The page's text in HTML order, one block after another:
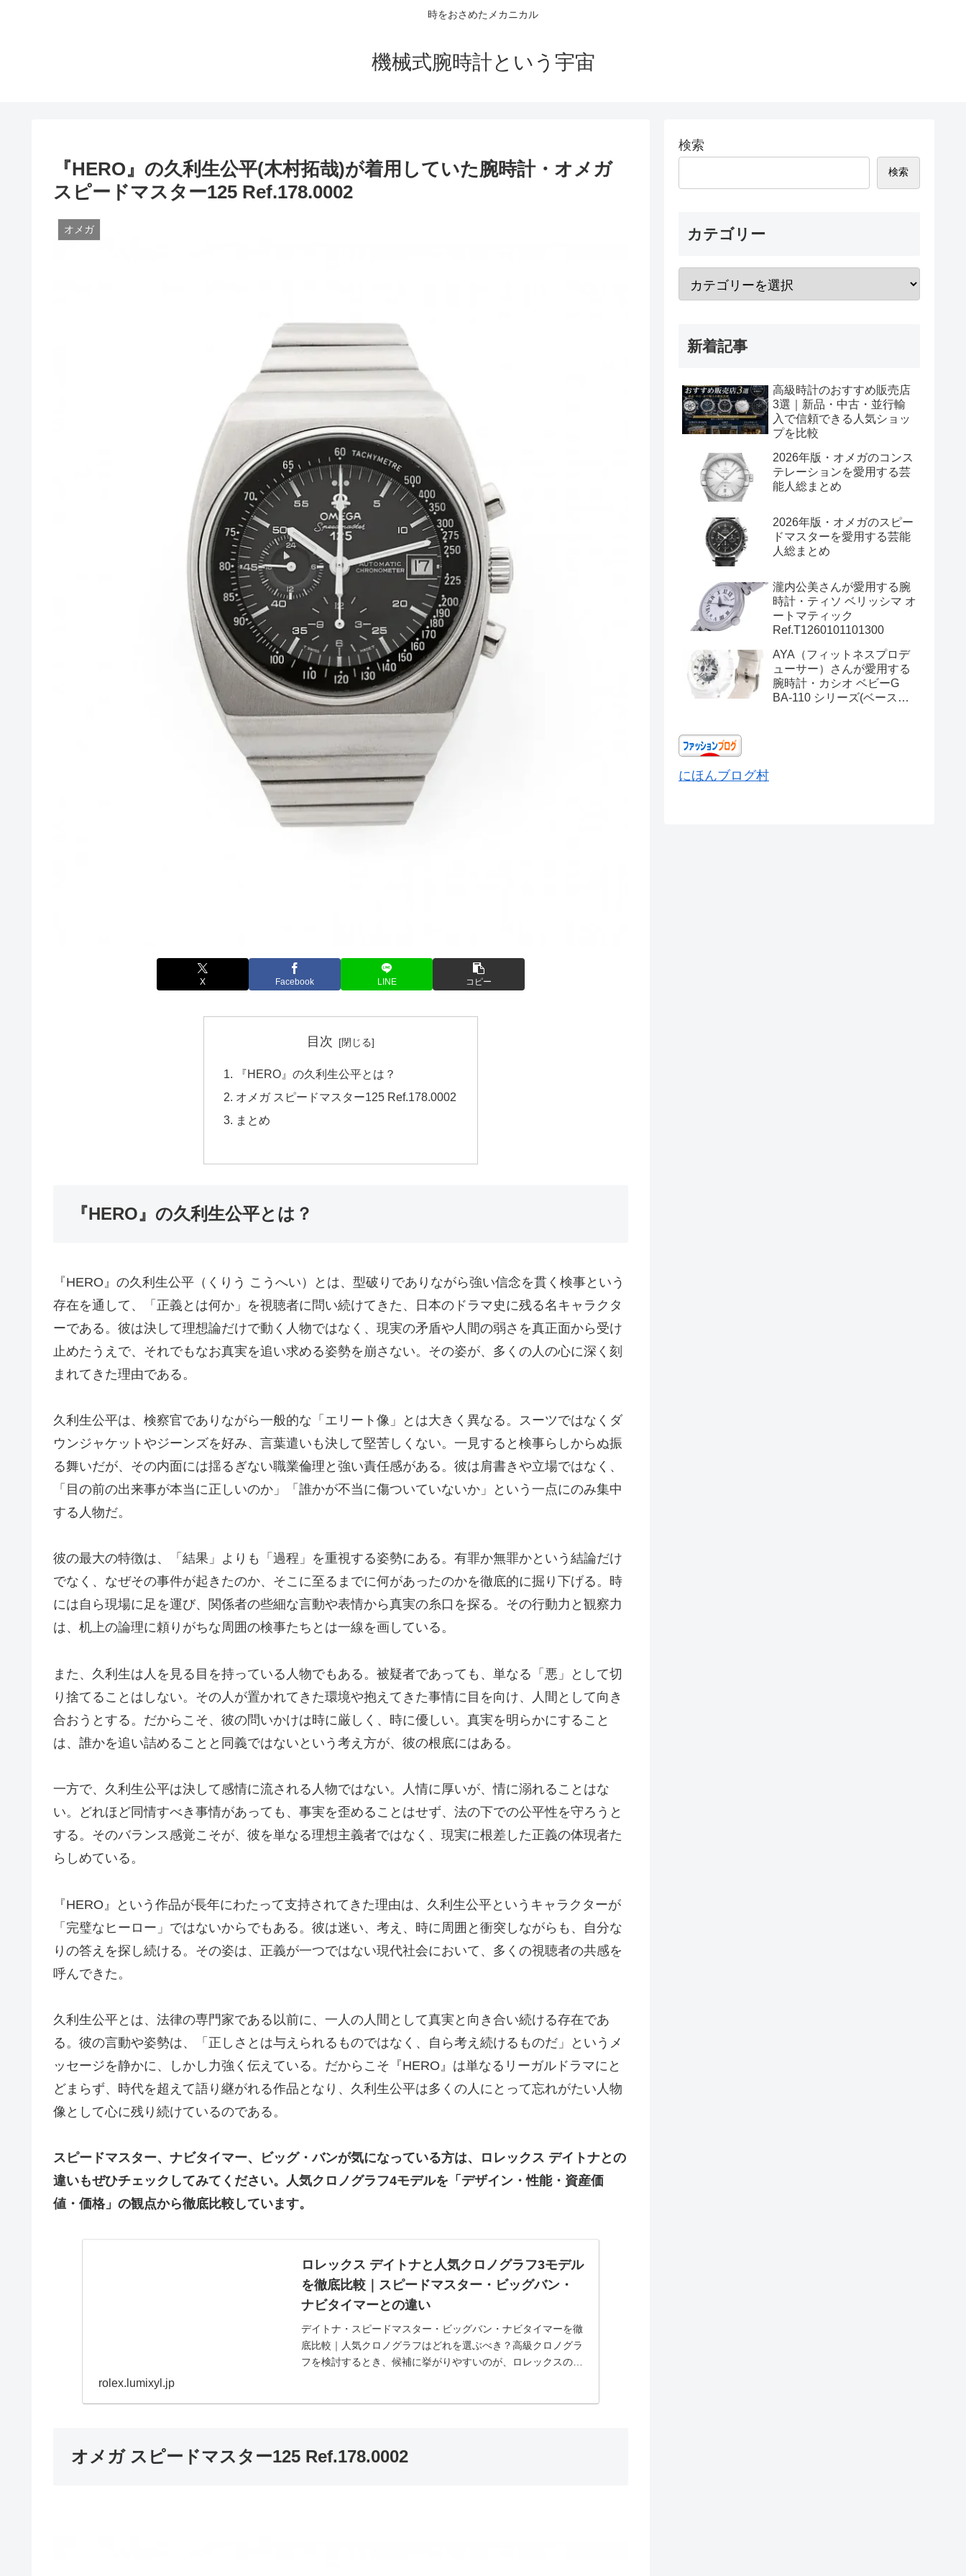
時をおさめたメカニカル
機械式腕時計という宇宙
『HERO』の久利生公平(木村拓哉)が着用していた腕時計・オメガ
スピードマスター125 Ref.178.0002
オメガ
X Facebook LINE コピー
目次
『HERO』の久利生公平とは？
オメガ スピードマスター125 Ref.178.0002
まとめ
『HERO』の久利生公平とは？
『HERO』の久利生公平（くりう こうへい）とは、型破りでありながら強い信念を貫く検事という
存在を通して、「正義とは何か」を視聴者に問い続けてきた、日本のドラマ史に残る名キャラクタ
ーである。彼は決して理想論だけで動く人物ではなく、現実の矛盾や人間の弱さを真正面から受け
止めたうえで、それでもなお真実を追い求める姿勢を崩さない。その姿が、多くの人の心に深く刻
まれてきた理由である。
久利生公平は、検察官でありながら一般的な「エリート像」とは大きく異なる。スーツではなくダ
ウンジャケットやジーンズを好み、言葉遣いも決して堅苦しくない。一見すると検事らしからぬ振
る舞いだが、その内面には揺るぎない職業倫理と強い責任感がある。彼は肩書きや立場ではなく、
「目の前の出来事が本当に正しいのか」「誰かが不当に傷ついていないか」という一点にのみ集中
する人物だ。
彼の最大の特徴は、「結果」よりも「過程」を重視する姿勢にある。有罪か無罪かという結論だけ
でなく、なぜその事件が起きたのか、そこに至るまでに何があったのかを徹底的に掘り下げる。時
には自ら現場に足を運び、関係者の些細な言動や表情から真実の糸口を探る。その行動力と観察力
は、机上の論理に頼りがちな周囲の検事たちとは一線を画している。
また、久利生は人を見る目を持っている人物でもある。被疑者であっても、単なる「悪」として切
り捨てることはしない。その人が置かれてきた環境や抱えてきた事情に目を向け、人間として向き
合おうとする。だからこそ、彼の問いかけは時に厳しく、時に優しい。真実を明らかにすること
は、誰かを追い詰めることと同義ではないという考え方が、彼の根底にはある。
一方で、久利生公平は決して感情に流される人物ではない。人情に厚いが、情に溺れることはな
い。どれほど同情すべき事情があっても、事実を歪めることはせず、法の下での公平性を守ろうと
する。そのバランス感覚こそが、彼を単なる理想主義者ではなく、現実に根差した正義の体現者た
らしめている。
『HERO』という作品が長年にわたって支持されてきた理由は、久利生公平というキャラクターが
「完璧なヒーロー」ではないからでもある。彼は迷い、考え、時に周囲と衝突しながらも、自分な
りの答えを探し続ける。その姿は、正義が一つではない現代社会において、多くの視聴者の共感を
呼んできた。
久利生公平とは、法律の専門家である以前に、一人の人間として真実と向き合い続ける存在であ
る。彼の言動や姿勢は、「正しさとは与えられるものではなく、自ら考え続けるものだ」というメ
ッセージを静かに、しかし力強く伝えている。だからこそ『HERO』は単なるリーガルドラマにと
どまらず、時代を超えて語り継がれる作品となり、久利生公平は多くの人にとって忘れがたい人物
像として心に残り続けているのである。
スピードマスター、ナビタイマー、ビッグ・バンが気になっている方は、ロレックス デイトナとの
違いもぜひチェックしてみてください。人気クロノグラフ4モデルを「デザイン・性能・資産価
値・価格」の観点から徹底比較しています。
ロレックス デイトナと人気クロノグラフ3モデル
を徹底比較｜スピードマスター・ビッグバン・
ナビタイマーとの違い
デイトナ・スピードマスター・ビッグバン・ナビタイマーを徹
底比較｜人気クロノグラフはどれを選ぶべき？高級クロノグラ
フを検討するとき、候補に挙がりやすいのが、ロレックスのコ
rolex.lumixyl.jp
検索
検索
カテゴリー
新着記事
高級時計のおすすめ販売店
3選｜新品・中古・並行輸
入で信頼できる人気ショッ
プを比較
2026年版・オメガのコンス
テレーションを愛用する芸
能人総まとめ
2026年版・オメガのスピー
ドマスターを愛用する芸能
人総まとめ
瀧内公美さんが愛用する腕
時計・ティソ ベリッシマ オ
ートマティック
Ref.T1260101101300
AYA（フィットネスプロデ
ューサー）さんが愛用する
腕時計・カシオ ベビーG
BA-110 シリーズ(ベースモ
にほんブログ村